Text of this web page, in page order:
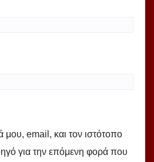
email, και τον ιστότοπο
για την επόμενη φορά που